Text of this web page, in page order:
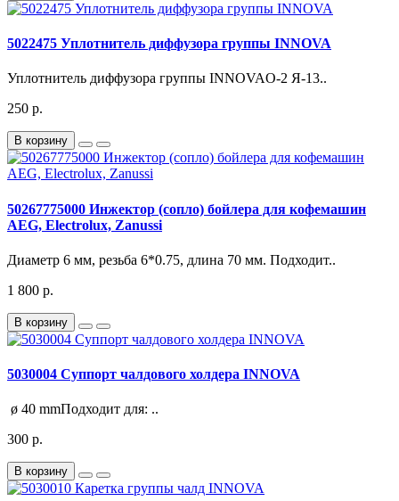
5022475 Уплотнитель диффузора группы INNOVA
Уплотнитель диффузора группы INNOVAО-2 Я-13..
250 р.
В корзину
50267775000 Инжектор (сопло) бойлера для кофемашин
AEG, Electrolux, Zanussi
Диаметр 6 мм, резьба 6*0.75, длина 70 мм. Подходит..
1 800 р.
В корзину
5030004 Суппорт чалдового холдера INNOVA
ø 40 mmПодходит для: ..
300 р.
В корзину